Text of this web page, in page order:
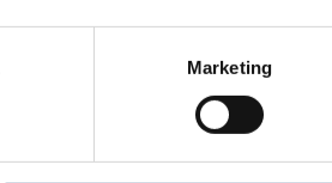
Marketing